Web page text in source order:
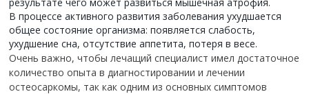
В процессе активного развития заболевания ухудшается
общее состояние организма: появляется слабость,
ухудшение сна, отсутствие аппетита, потеря в весе.
Очень важно, чтобы лечащий специалист имел достаточное
количество опыта в диагностировании и лечении
остеосаркомы, так как одним из основных симптомов